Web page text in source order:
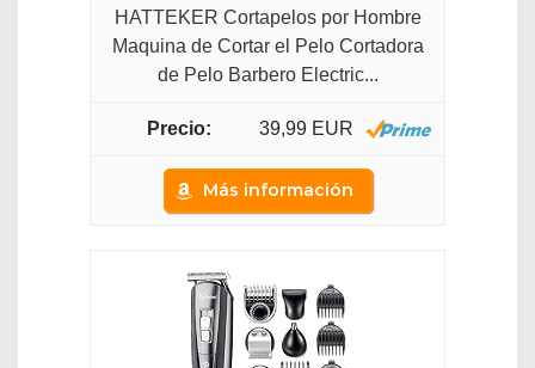
HATTEKER Cortapelos por Hombre
Maquina de Cortar el Pelo Cortadora
de Pelo Barbero Electric...
39,99 EUR
Más información